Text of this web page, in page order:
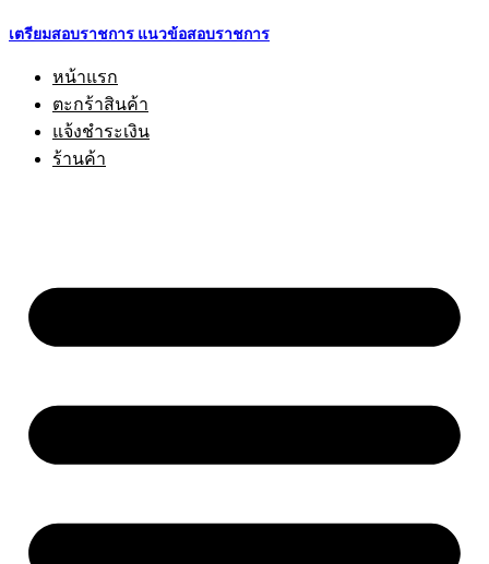
to
เตรียมสอบราชการ แนวข้อสอบราชการ
หน้าแรก
ตะกร้าสินค้า
แจ้งชำระเงิน
ร้านค้า